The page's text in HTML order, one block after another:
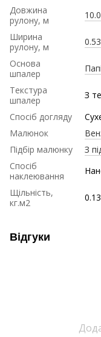
Довжина
рулону, м
Ширина
рулону, м
0.53
Основа
шпалер
Текстура
шпалер
З
Спосіб догляду
Малюнок
Підбір малюнку
З
Спосіб
наклеювання
Щільність,
кг.м2
0.13
Відгуки